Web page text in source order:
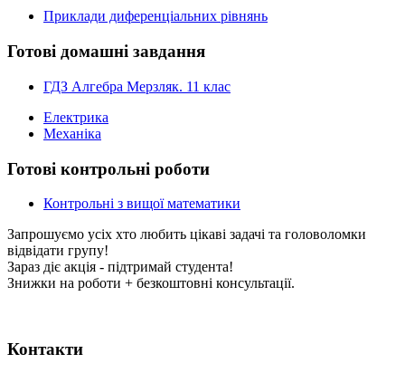
Приклади диференціальних рівнянь
Готові домашні завдання
ГДЗ Алгебра Мерзляк. 11 клас
Електрика
Механіка
Готові контрольні роботи
Контрольні з вищої математики
Запрошуємо усіх хто любить цікаві задачі та головоломки
відвідати групу!
Зараз діє акція - підтримай студента!
Знижки на роботи + безкоштовні консультації.
Контакти